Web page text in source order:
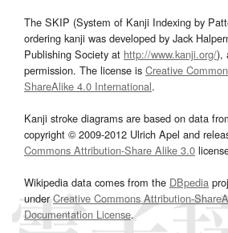
The SKIP (System of Kanji Indexing by
ordering kanji was developed by Jack
Publishing Society at http://www.kanji.org/),
permission. The license is Creative
ShareAlike 4.0 International.
Kanji stroke diagrams are based on data
copyright © 2009-2012 Ulrich Apel and
Commons Attribution-Share Alike 3.0
Wikipedia data comes from the DBpedia
underCreative Commons Attribution-
Documentation License.